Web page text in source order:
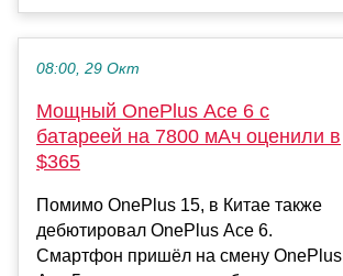
08:00, 29 Окт
Мощный OnePlus Ace 6 с
батареей на 7800 мАч оценили в
$365
Помимо OnePlus 15, в Китае также
дебютировал OnePlus Ace 6.
Смартфон пришёл на смену OnePlus